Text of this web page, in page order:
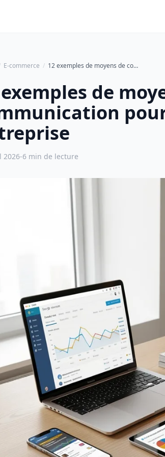
E-commerce 12 exemples de moyens de communication pour booster votre entreprise
de
2026-6 min de lecture